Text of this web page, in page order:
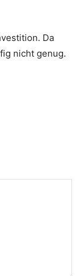
Da
nicht genug.